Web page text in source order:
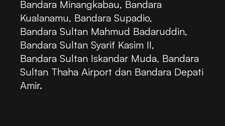
Bandara Minangkabau, Bandara
Kualanamu, Bandara Supadio,
Bandara Sultan Mahmud Badaruddin,
Bandara Sultan Syarif Kasim II,
Bandara Sultan Iskandar Muda, Bandara
Sultan Thaha Airport dan Bandara Depati
Amir.